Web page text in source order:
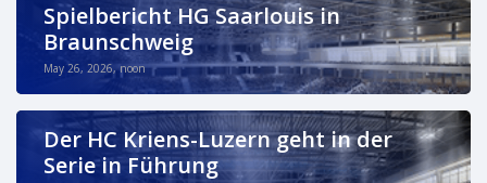
Spielbericht HG Saarlouis in
Braunschweig
May 26, 2026, noon
Der HC Kriens-Luzern geht in der
Serie in Führung